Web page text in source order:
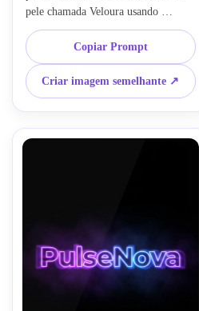
pele chamada Veloura usando
tipografia serif refinada de alto
contraste, espaçamento generoso e
uma composição centrada. Use uma
paleta monocromática em um fundo
marfim suave com sombras sutis,
estilo editorial polido, clima de
marca de beleza premium, bordas
Copiar Prompt
Criar imagem semelhante ↗